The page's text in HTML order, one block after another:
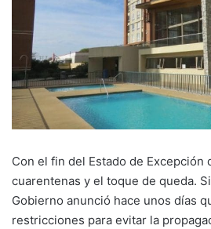
Con el fin del Estado de Excepción
cuarentenas y el toque de queda.
Gobierno anunció hace unos días
restricciones para evitar la